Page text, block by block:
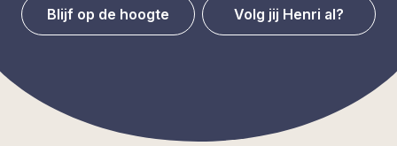
Blijf op de hoogte Volg jij Henri al?